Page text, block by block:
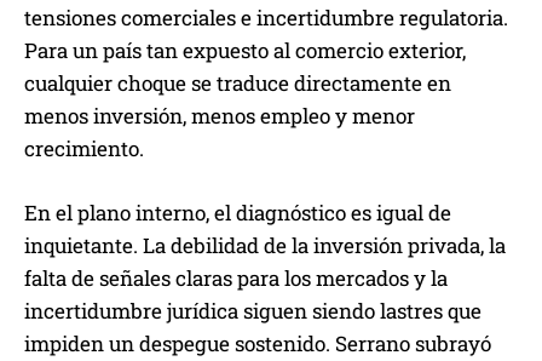
tensiones comerciales e incertidumbre regulatoria.
Para un país tan expuesto al comercio exterior,
cualquier choque se traduce directamente en
menos inversión, menos empleo y menor
crecimiento.
En el plano interno, el diagnóstico es igual de
inquietante. La debilidad de la inversión privada, la
falta de señales claras para los mercados y la
incertidumbre jurídica siguen siendo lastres que
impiden un despegue sostenido. Serrano subrayó